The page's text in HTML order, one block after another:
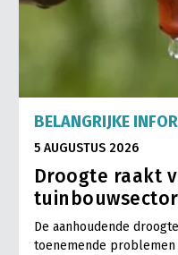
BELANGRIJKE
5 AUGUSTUS 2026
Droogte raakt
De aanhoudende
toenemende